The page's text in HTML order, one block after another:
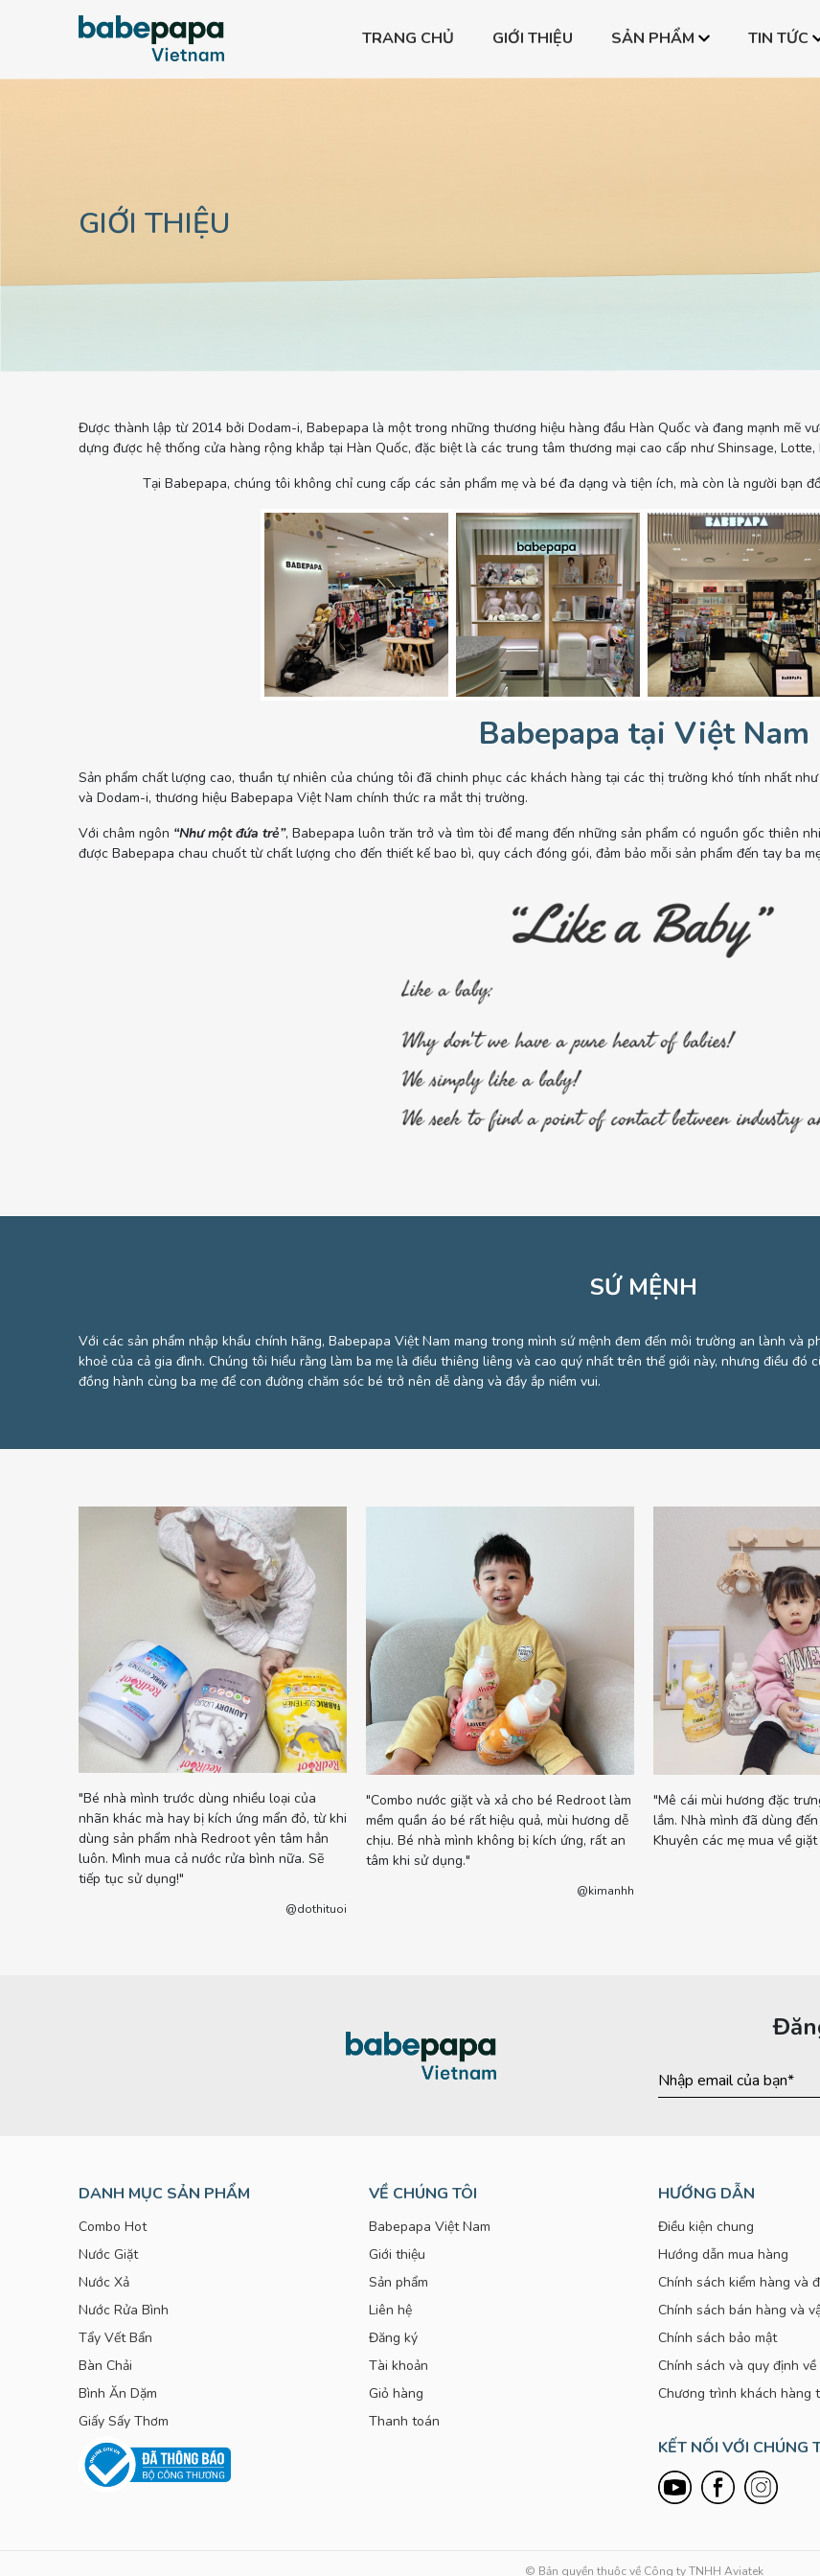
TRANG CHỦ GIỚI THIỆU SẢN PHẨM TIN TỨC
GIỚI THIỆU
Được thành lập từ 2014 bởi Dodam-i, Babepapa là một trong những thương hiệu hàng đầu Hàn Quốc và đang mạnh mẽ
dựng được hệ thống cửa hàng rộng khắp tại Hàn Quốc, đặc biệt là các trung tâm thương mại cao cấp như Shinsage, Lotte,
Tại Babepapa, chúng tôi không chỉ cung cấp các sản phẩm mẹ và bé đa dạng và tiện ích, mà còn là người bạn
Babepapa tại Việt Nam
Sản phẩm chất lượng cao, thuần tự nhiên của chúng tôi đã chinh phục các khách hàng tại các thị trường khó tính nhất
và Dodam-i, thương hiệu Babepapa Việt Nam chính thức ra mắt thị trường.
Với châm ngôn “Như một đứa trẻ”, Babepapa luôn trăn trở và tìm tòi để mang đến những sản phẩm có nguồn gốc thiên
được Babepapa chau chuốt từ chất lượng cho đến thiết kế bao bì, quy cách đóng gói, đảm bảo mỗi sản phẩm đến tay ba
SỨ MỆNH
Với các sản phẩm nhập khẩu chính hãng, Babepapa Việt Nam mang trong mình sứ mệnh đem đến môi trường an lành và
khoẻ của cả gia đình. Chúng tôi hiểu rằng làm ba mẹ là điều thiêng liêng và cao quý nhất trên thế giới này, nhưng điều đó
đồng hành cùng ba mẹ để con đường chăm sóc bé trở nên dễ dàng và đầy ắp niềm vui.
"Bé nhà mình trước dùng nhiều loại của
nhãn khác mà hay bị kích ứng mẩn đỏ, từ khi
dùng sản phẩm nhà Redroot yên tâm hẳn
luôn. Mình mua cả nước rửa bình nữa. Sẽ
tiếp tục sử dụng!"
@dothituoi
"Combo nước giặt và xả cho bé Redroot làm
mềm quần áo bé rất hiệu quả, mùi hương dễ
chịu. Bé nhà mình không bị kích ứng, rất an
tâm khi sử dụng."
@kimanhh
"Mê cái mùi hương đặc
lắm. Nhà mình đã dùng
Khuyên các mẹ mua về
DANH MỤC SẢN PHẨM
Combo Hot
Nước Giặt
Nước Xả
Nước Rửa Bình
Tẩy Vết Bẩn
Bàn Chải
Bình Ăn Dặm
Giấy Sấy Thơm
VỀ CHÚNG TÔI
Babepapa Việt Nam
Giới thiệu
Sản phẩm
Liên hệ
Đăng ký
Tài khoản
Giỏ hàng
Thanh toán
HƯỚNG DẪN
Điều kiện chung
Hướng dẫn mua hàng
Chính sách kiểm hàng và
Chính sách bán hàng và
Chính sách bảo mật
Chính sách và quy định
Chương trình khách hàng
KẾT NỐI VỚI CHÚNG
© Bản quyền thuộc về Công ty TNHH Aviatek